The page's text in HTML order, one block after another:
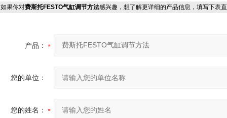
果你对费斯托FESTO气缸调节方法感兴趣，想了解更详细的产品信息，填写下表
产品：
您的单位：
您的姓名：